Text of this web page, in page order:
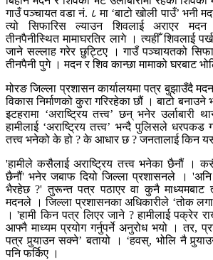
गाउँ पञ्चायत वडा नं. ८ मा ‘बाटो खोली पाउँ’ भनी
त्यो सिफारिस ल्याउन शिवलाई अराएर
तीनपैनीस्थित मामाघरतिर लागे । त्यहीँ शिवलाई
जाने सल्लाह गरेर छुट्टिए । गाउँ पञ्चायतको
तीनपैनी पुगे । मदन र शिव कान्छा मामाको घरबाट
मोरङ जिल्ला प्रशासन कार्यालयमा पत्र बुझाउँदै
विकास निर्माणको कुरा गरिरहेका छौं । बाटो बनाउने
इटहरामा ‘अराष्ट्रिय तत्त्व’ छन् भनेर
हामीलाई ‘अराष्ट्रिय तत्त्व’ भन्दै पुलिसले धरपकड
तत्त्व भनेको के हो ? के आधार छ ? जनतालाई किन
'हामीले कसैलाई अराष्ट्रिय तत्त्व भनेका छैनौं ।
छैनौं' भनेर जबाफ दियो जिल्ला प्रशासनले । 'अनि
भैरहेछ ?' तुरून्त पत्र पठाएर वा कुनै माध्यमबाट
मदनले । जिल्ला प्रशासनका अधिकारीले ‘तोक
। 'हामी किन पत्र लिएर जाने ? हामीलाई पक्रेर
आफ्नै माध्यम प्रयोग गर्नुपर्ने अनुरोध भयो । तर,
पत्र पुर्‍याउन सक्ने’ बतायो । ‘हवस्, भोलि नै
पनि फर्किए ।